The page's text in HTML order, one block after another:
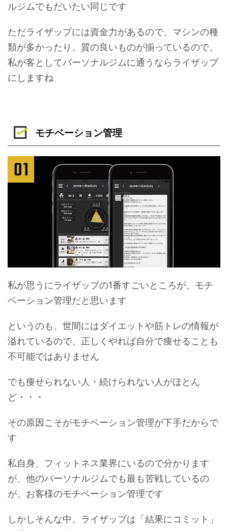
ルジムでもだいたい同じです
ただライザップには資金力があるので、マシンの種
類が多かったり、質の良いものが揃っているので、
私が客としてパーソナルジムに通うならライザップ
にしますね
モチベーション管理
私が思うにライザップの1番すごいところが、モチ
ベーション管理だと思います
というのも、世間にはダイエットや筋トレの情報が
溢れているので、正しくやれば自分で痩せることも
不可能ではありません
でも痩せられない人・続けられない人がほとん
ど・・・
その原因こそがモチベーション管理が下手だからで
す
私自身、フィットネス業界にいるので分かります
が、他のパーソナルジムでも最も苦戦しているの
が、お客様のモチベーション管理です
しかしそんな中、ライザップは「結果にコミット」